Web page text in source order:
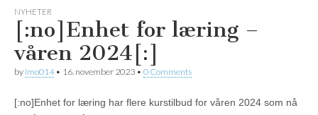
K2 Nytt
NYHETER
[:no]Enhet for læring –
våren 2024[:]
by imo014• 16. november 2023 • 0 Comments
[:no]Enhet for læring har flere kurstilbud for våren 2024 som nå